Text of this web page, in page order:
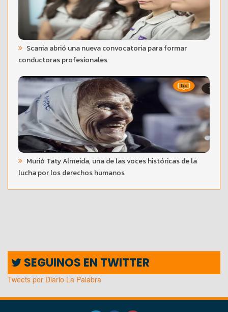
Scania abrió una nueva convocatoria para formar
conductoras profesionales
Murió Taty Almeida, una de las voces históricas de la
lucha por los derechos humanos
SEGUINOS EN TWITTER
Tweets por Diario La Palabra